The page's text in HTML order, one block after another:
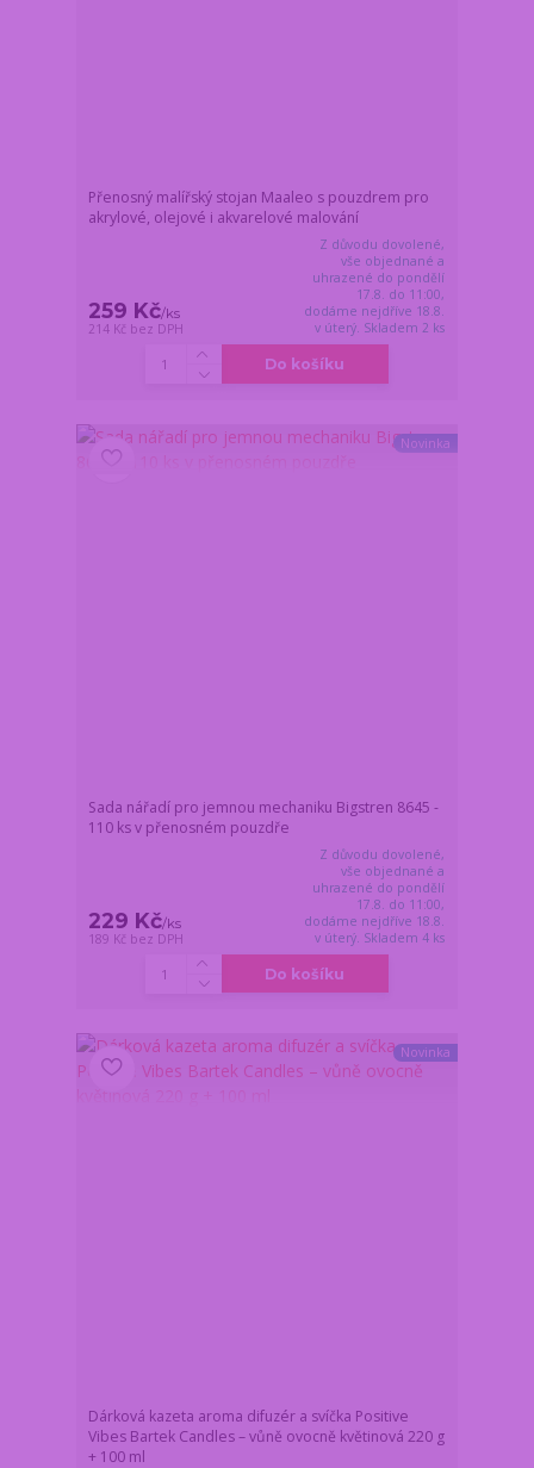
Přenosný malířský stojan Maaleo s pouzdrem pro
akrylové, olejové i akvarelové malování
259 Kč/ks
214 Kč bez DPH
Z důvodu dovolené,
vše objednané a
uhrazené do pondělí
17.8. do 11:00,
dodáme nejdříve 18.8.
v úterý. Skladem 2 ks
Do košíku
Novinka
Sada nářadí pro jemnou mechaniku Bigstren 8645 -
110 ks v přenosném pouzdře
229 Kč/ks
189 Kč bez DPH
Z důvodu dovolené,
vše objednané a
uhrazené do pondělí
17.8. do 11:00,
dodáme nejdříve 18.8.
v úterý. Skladem 4 ks
Do košíku
Novinka
Dárková kazeta aroma difuzér a svíčka Positive
Vibes Bartek Candles – vůně ovocně květinová 220 g
+ 100 ml